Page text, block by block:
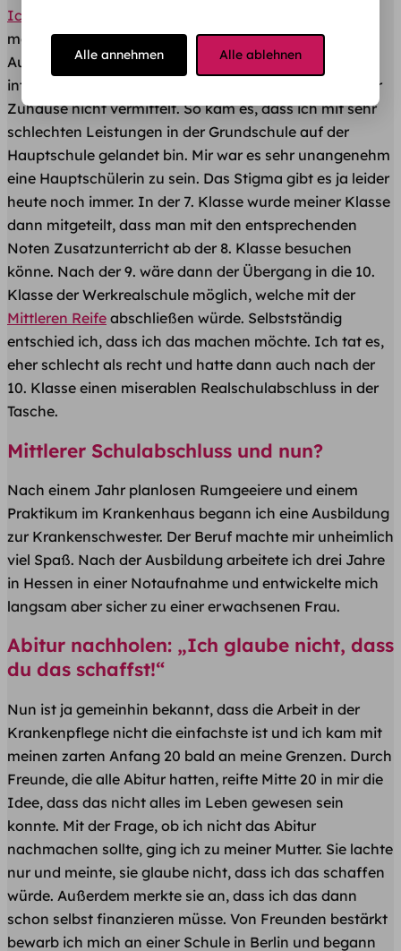
Ich komme aus einer klassischen Arbeiterfamilie
meine Mutter war nie großartig an der schulischen
Ausbildung von mir oder meiner 4 Geschwister
interessiert. Der Sinn und Zweck von Lernen wurde mir
Zuhause nicht vermittelt. So kam es, dass ich mit sehr
schlechten Leistungen in der Grundschule auf der
Hauptschule gelandet bin. Mir war es sehr unangenehm
eine Hauptschülerin zu sein. Das Stigma gibt es ja leider
heute noch immer. In der 7. Klasse wurde meiner Klasse
dann mitgeteilt, dass man mit den entsprechenden
Noten Zusatzunterricht ab der 8. Klasse besuchen
könne. Nach der 9. wäre dann der Übergang in die 10.
Klasse der Werkrealschule möglich, welche mit der
Mittleren Reife abschließen würde. Selbstständig
entschied ich, dass ich das machen möchte. Ich tat es,
eher schlecht als recht und hatte dann auch nach der
10. Klasse einen miserablen Realschulabschluss in der
Tasche.
Mittlerer Schulabschluss und nun?
Nach einem Jahr planlosen Rumgeeiere und einem
Praktikum im Krankenhaus begann ich eine Ausbildung
zur Krankenschwester. Der Beruf machte mir unheimlich
viel Spaß. Nach der Ausbildung arbeitete ich drei Jahre
in Hessen in einer Notaufnahme und entwickelte mich
langsam aber sicher zu einer erwachsenen Frau.
Abitur nachholen: „Ich glaube nicht, dass
du das schaffst!“
Nun ist ja gemeinhin bekannt, dass die Arbeit in der
Krankenpflege nicht die einfachste ist und ich kam mit
meinen zarten Anfang 20 bald an meine Grenzen. Durch
Freunde, die alle Abitur hatten, reifte Mitte 20 in mir die
Idee, dass das nicht alles im Leben gewesen sein
konnte. Mit der Frage, ob ich nicht das Abitur
nachmachen sollte, ging ich zu meiner Mutter. Sie lachte
nur und meinte, sie glaube nicht, dass ich das schaffen
würde. Außerdem merkte sie an, dass ich das dann
schon selbst finanzieren müsse. Von Freunden bestärkt
bewarb ich mich an einer Schule in Berlin und begann
Alle annehmen Alle ablehnen